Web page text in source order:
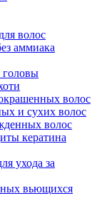
волос
аммиака
головы
волос
и сухих волос
волос
кератина
ухода за
вьющихся